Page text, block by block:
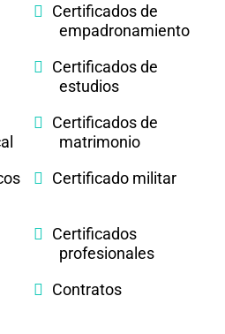
Certificados de
empadronamiento
Certificados de
estudios
Certificados de
matrimonio
Certificado militar
Certificados
profesionales
Contratos